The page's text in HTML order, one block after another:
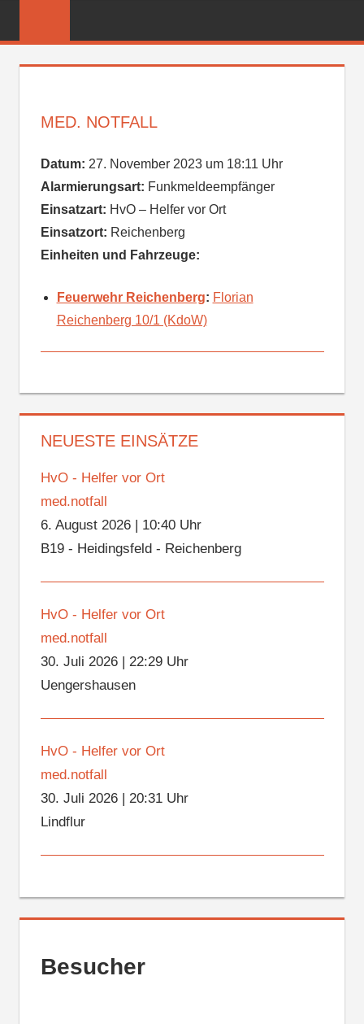
FEUERWEHR
MED. NOTFALL
Datum: 27. November 2023 um 18:11 Uhr
Alarmierungsart: Funkmeldeempfänger
Einsatzart: HvO – Helfer vor Ort
Einsatzort: Reichenberg
Einheiten und Fahrzeuge:
Feuerwehr Reichenberg: Florian
Reichenberg 10/1 (KdoW)
NEUESTE EINSÄTZE
HvO - Helfer vor Ort
med.notfall
6. August 2026| 10:40 Uhr
B19 - Heidingsfeld - Reichenberg
HvO - Helfer vor Ort
med.notfall
30. Juli 2026| 22:29 Uhr
Uengershausen
HvO - Helfer vor Ort
med.notfall
30. Juli 2026| 20:31 Uhr
Lindflur
Besucher